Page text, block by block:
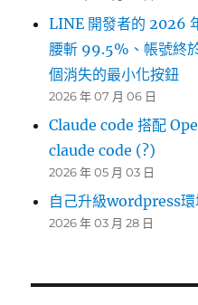
LINE 開發者的 2026
腰斬 99.5%、帳號終
個消失的最小化按鈕
2026 年 07 月 06 日
Claude code 搭配
claude code (?)
2026 年 05 月 03 日
自己升級wordpress
2026 年 03 月 28 日